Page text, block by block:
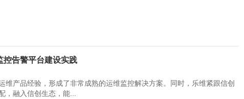
控告警平台建设实践
维产品经验，形成了非常成熟的运维监控解决方案。同时，乐维紧跟信创
，融入信创生态，能...